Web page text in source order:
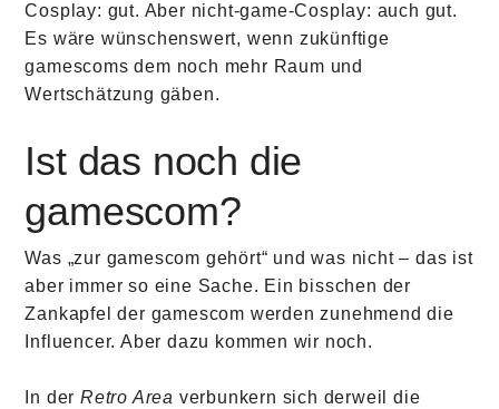
Cosplay: gut. Aber nicht-game-Cosplay: auch gut.
Es wäre wünschenswert, wenn zukünftige
gamescoms dem noch mehr Raum und
Wertschätzung gäben.
Ist das noch die
gamescom?
Was „zur gamescom gehört“ und was nicht – das ist
aber immer so eine Sache. Ein bisschen der
Zankapfel der gamescom werden zunehmend die
Influencer. Aber dazu kommen wir noch.
In derRetro Area verbunkern sich derweil die